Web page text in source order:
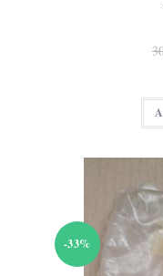
-33%